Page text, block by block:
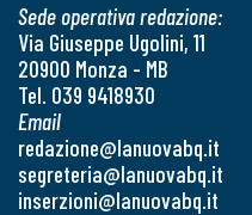
Sede operativa redazione:
Via Giuseppe Ugolini, 11
20900 Monza - MB
Tel. 039 9418930
Email
redazione@lanuovabq.it
segreteria@lanuovabq.it
inserzioni@lanuovabq.it